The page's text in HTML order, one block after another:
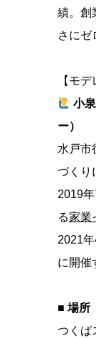
績。創
さにゼ
【モデ
小
ー）
水戸市
づくり
2019
る家業
2021
に開催
■ 場所
つくば